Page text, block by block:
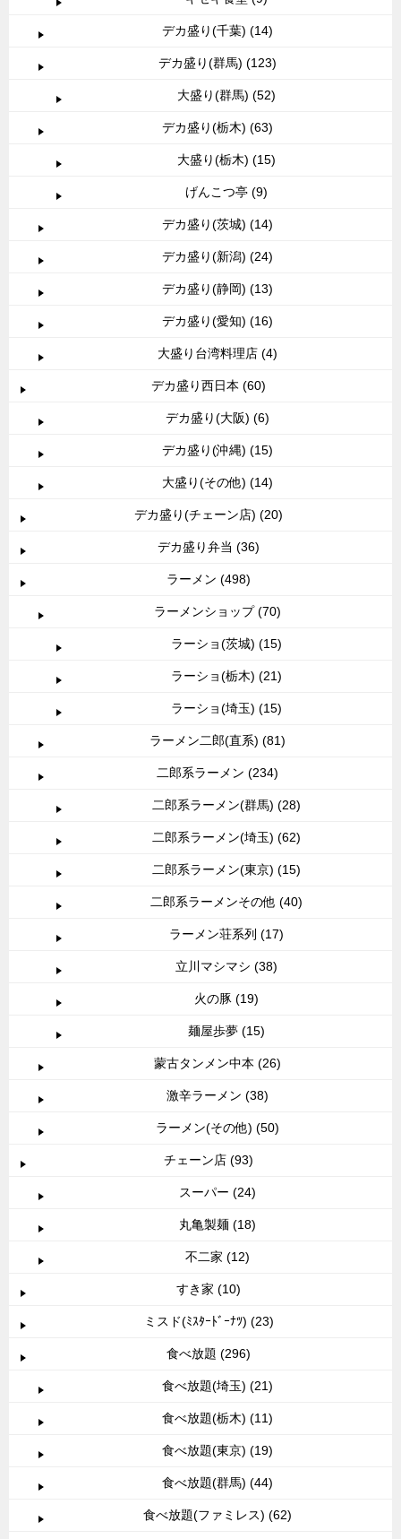
デカ盛り(千葉) (14)
デカ盛り(群馬) (123)
大盛り(群馬) (52)
デカ盛り(栃木) (63)
大盛り(栃木) (15)
げんこつ亭 (9)
デカ盛り(茨城) (14)
デカ盛り(新潟) (24)
デカ盛り(静岡) (13)
デカ盛り(愛知) (16)
大盛り台湾料理店 (4)
デカ盛り西日本 (60)
デカ盛り(大阪) (6)
デカ盛り(沖縄) (15)
大盛り(その他) (14)
デカ盛り(チェーン店) (20)
デカ盛り弁当 (36)
ラーメン (498)
ラーメンショップ (70)
ラーショ(茨城) (15)
ラーショ(栃木) (21)
ラーショ(埼玉) (15)
ラーメン二郎(直系) (81)
二郎系ラーメン (234)
二郎系ラーメン(群馬) (28)
二郎系ラーメン(埼玉) (62)
二郎系ラーメン(東京) (15)
二郎系ラーメンその他 (40)
ラーメン荘系列 (17)
立川マシマシ (38)
火の豚 (19)
麺屋歩夢 (15)
蒙古タンメン中本 (26)
激辛ラーメン (38)
ラーメン(その他) (50)
チェーン店 (93)
スーパー (24)
丸亀製麺 (18)
不二家 (12)
すき家 (10)
ミスド(ﾐｽﾀｰﾄﾞｰﾅﾂ) (23)
食べ放題 (296)
食べ放題(埼玉) (21)
食べ放題(栃木) (11)
食べ放題(東京) (19)
食べ放題(群馬) (44)
食べ放題(ファミレス) (62)